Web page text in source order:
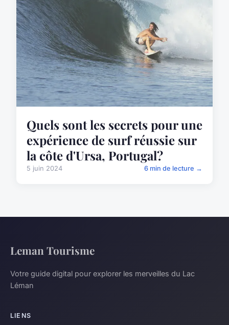
Quels sont les secrets pour une
expérience de surf réussie sur
la côte d'Ursa, Portugal?
5 juin 2024 6 min de lecture →
Leman Tourisme
Votre guide digital pour explorer les merveilles du Lac
Léman
LIENS